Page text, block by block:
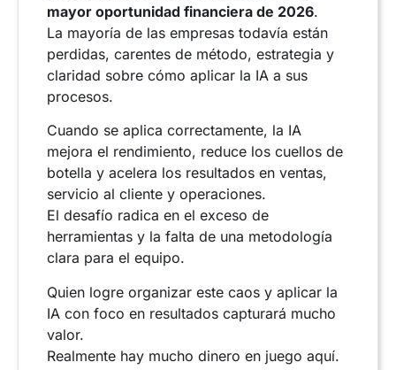
mayor oportunidad financiera de 2026.
La mayoría de las empresas todavía están
perdidas, carentes de método, estrategia y
claridad sobre cómo aplicar la IA a sus
procesos.
Cuando se aplica correctamente, la IA
mejora el rendimiento, reduce los cuellos de
botella y acelera los resultados en ventas,
servicio al cliente y operaciones.
El desafío radica en el exceso de
herramientas y la falta de una metodología
clara para el equipo.
Quien logre organizar este caos y aplicar la
IA con foco en resultados capturará mucho
valor.
Realmente hay mucho dinero en juego aquí.